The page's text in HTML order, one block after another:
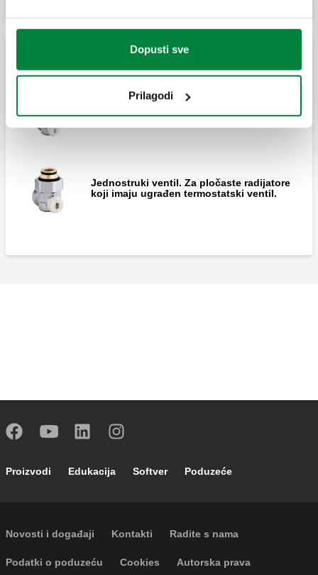
Dopusti sve
Prilagodi
Ventil za pločaste radijatore s ugrađenom
jedinicom termostatskog ventila.
jedinicom termostatskog ventila.
Ventili za panelne radijatore – jednostruka spojnica
koji imaju ugrađen termostatski ventil.
Jednostruki ventil. Za pločaste radijatore
koji imaju ugrađen termostatski ventil.
Footer main navigation
Proizvodi Edukacija Softver Poduzeće
Footer secondary navigation
Novosti i događaji Kontakti Radite s nama
Footer menu
Podatki o poduzeću Cookies Autorska prava